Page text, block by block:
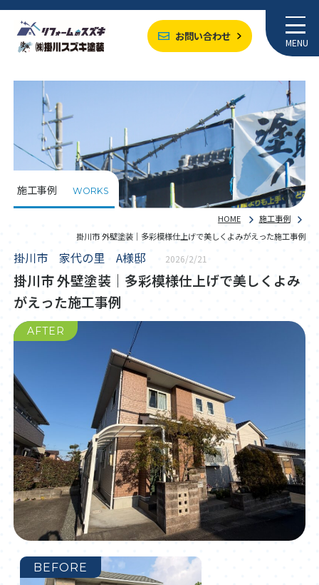
お問い合わせ MENU
施工事例 WORKS
HOME
施工事例
掛川市 外壁塗装｜多彩模様仕上げで美しくよみがえった施工事例
掛川市 家代の里 A様邸 2026/2/21
掛川市 外壁塗装｜多彩模様仕上げで美しくよみ
がえった施工事例
AFTER
BEFORE